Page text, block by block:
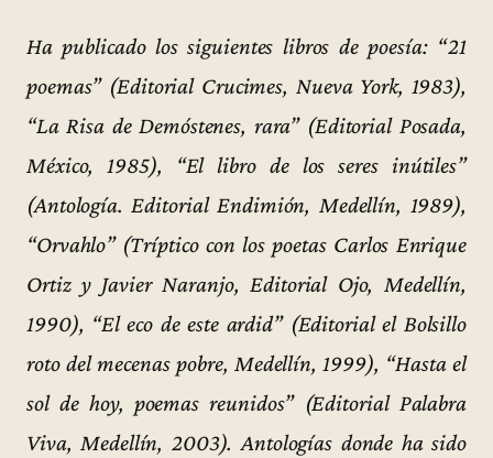
Ha publicado los siguientes libros de poesía: “21
poemas” (Editorial Crucimes, Nueva York, 1983),
“La Risa de Demóstenes, rara” (Editorial Posada,
México, 1985), “El libro de los seres inútiles”
(Antología. Editorial Endimión, Medellín, 1989),
“Orvahlo” (Tríptico con los poetas Carlos Enrique
Ortiz y Javier Naranjo, Editorial Ojo, Medellín,
1990), “El eco de este ardid” (Editorial el Bolsillo
roto del mecenas pobre, Medellín, 1999), “Hasta el
sol de hoy, poemas reunidos” (Editorial Palabra
Viva, Medellín, 2003). Antologías donde ha sido